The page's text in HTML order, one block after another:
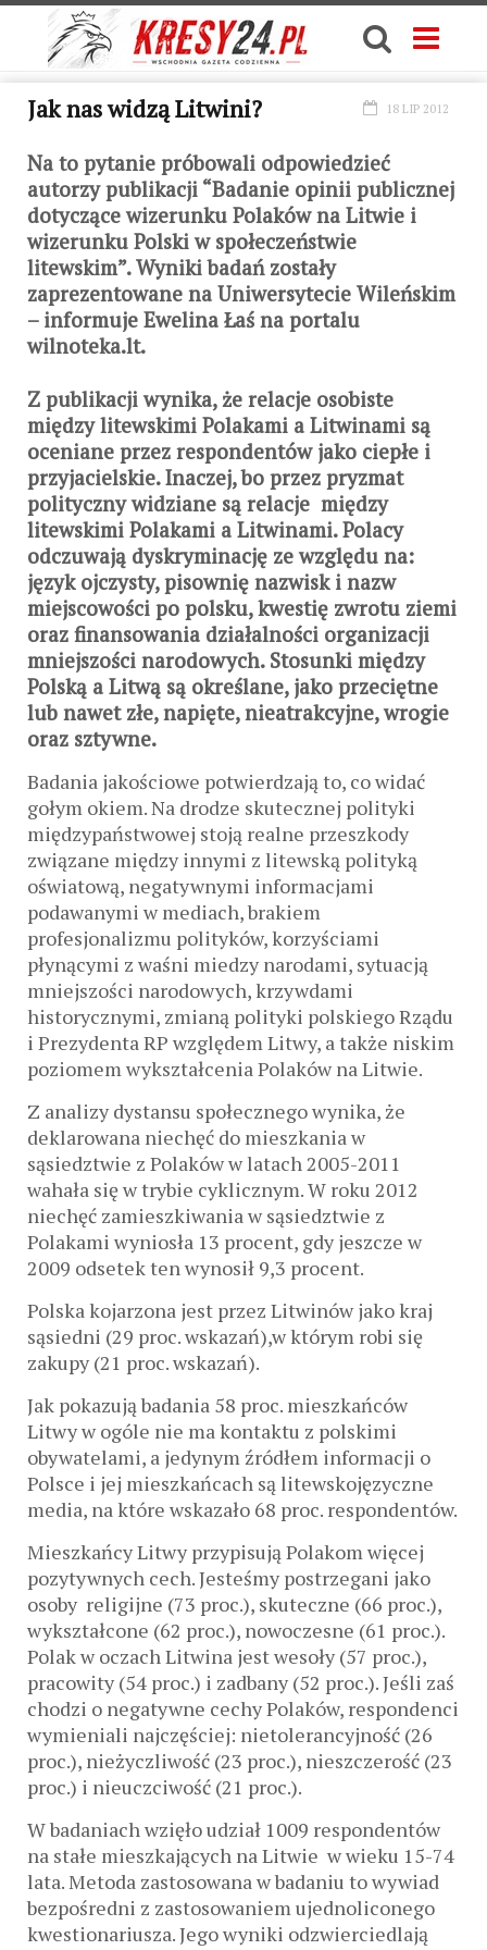
Jak nas widzą Litwini? 18 LIP 2012
Na to pytanie próbowali odpowiedzieć
autorzy publikacji “Badanie opinii publicznej
dotyczące wizerunku Polaków na Litwie i
wizerunku Polski w społeczeństwie
litewskim”. Wyniki badań zostały
zaprezentowane na Uniwersytecie Wileńskim
– informuje Ewelina Łaś na portalu
wilnoteka.lt.
Z publikacji wynika, że relacje osobiste
między litewskimi Polakami a Litwinami są
oceniane przez respondentów jako ciepłe i
przyjacielskie. Inaczej, bo przez pryzmat
polityczny widziane są relacje między
litewskimi Polakami a Litwinami. Polacy
odczuwają dyskryminację ze względu na:
język ojczysty, pisownię nazwisk i nazw
miejscowości po polsku, kwestię zwrotu ziemi
oraz finansowania działalności organizacji
mniejszości narodowych. Stosunki między
Polską a Litwą są określane, jako przeciętne
lub nawet złe, napięte, nieatrakcyjne, wrogie
oraz sztywne.
Badania jakościowe potwierdzają to, co widać
gołym okiem. Na drodze skutecznej polityki
międzypaństwowej stoją realne przeszkody
związane między innymi z litewską polityką
oświatową, negatywnymi informacjami
podawanymi w mediach, brakiem
profesjonalizmu polityków, korzyściami
płynącymi z waśni miedzy narodami, sytuacją
mniejszości narodowych, krzywdami
historycznymi, zmianą polityki polskiego Rządu
i Prezydenta RP względem Litwy, a także niskim
poziomem wykształcenia Polaków na Litwie.
Z analizy dystansu społecznego wynika, że
deklarowana niechęć do mieszkania w
sąsiedztwie z Polaków w latach 2005-2011
wahała się w trybie cyklicznym. W roku 2012
niechęć zamieszkiwania w sąsiedztwie z
Polakami wyniosła 13 procent, gdy jeszcze w
2009 odsetek ten wynosił 9,3 procent.
Polska kojarzona jest przez Litwinów jako kraj
sąsiedni (29 proc. wskazań),w którym robi się
zakupy (21 proc. wskazań).
Jak pokazują badania 58 proc. mieszkańców
Litwy w ogóle nie ma kontaktu z polskimi
obywatelami, a jedynym źródłem informacji o
Polsce i jej mieszkańcach są litewskojęzyczne
media, na które wskazało 68 proc. respondentów.
Mieszkańcy Litwy przypisują Polakom więcej
pozytywnych cech. Jesteśmy postrzegani jako
osoby religijne (73 proc.), skuteczne (66 proc.),
wykształcone (62 proc.), nowoczesne (61 proc.).
Polak w oczach Litwina jest wesoły (57 proc.),
pracowity (54 proc.) i zadbany (52 proc.). Jeśli zaś
chodzi o negatywne cechy Polaków, respondenci
wymieniali najczęściej: nietolerancyjność (26
proc.), nieżyczliwość (23 proc.), nieszczerość (23
proc.) i nieuczciwość (21 proc.).
W badaniach wzięło udział 1009 respondentów
na stałe mieszkających na Litwie w wieku 15-74
lata. Metoda zastosowana w badaniu to wywiad
bezpośredni z zastosowaniem ujednoliconego
kwestionariusza. Jego wyniki odzwierciedlają